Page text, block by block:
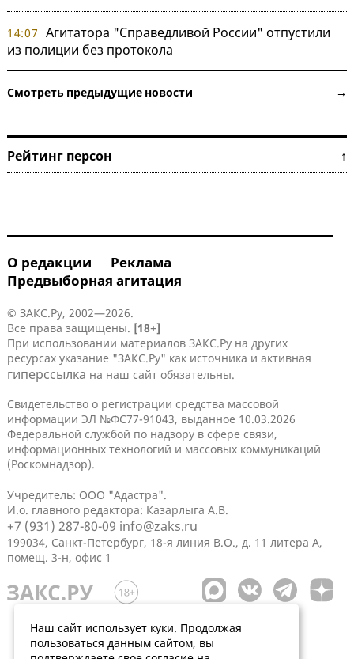
14:07 Агитатора "Справедливой России" отпустили
из полиции без протокола
Смотреть предыдущие новости →
Рейтинг персон ↑
О редакции
Реклама
Предвыборная агитация
© ЗАКС.Ру, 2002—2026.
Все права защищены. [18+]
При использовании материалов ЗАКС.Ру на других
ресурсах указание "ЗАКС.Ру" как источника и активная
гиперссылка на наш сайт обязательны.
Свидетельство о регистрации средства массовой
информации ЭЛ №ФС77-91043, выданное 10.03.2026
Федеральной службой по надзору в сфере связи,
информационных технологий и массовых коммуникаций
(Роскомнадзор).
Учредитель: ООО "Адастра".
И.о. главного редактора: Казарлыга А.В.
+7 (931) 287-80-09 info@zaks.ru
199034, Санкт-Петербург, 18-я линия В.О., д. 11 литера А,
помещ. 3-н, офис 1
Наш сайт использует куки. Продолжая
пользоваться данным сайтом, вы